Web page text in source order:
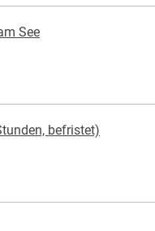
See
befristet)